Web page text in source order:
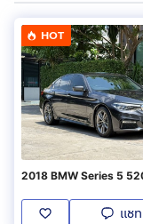
HOT
2018 BMW Series 5
แชท